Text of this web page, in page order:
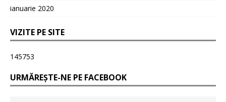
ianuarie 2020
VIZITE PE SITE
145753
URMĂREȘTE-NE PE FACEBOOK